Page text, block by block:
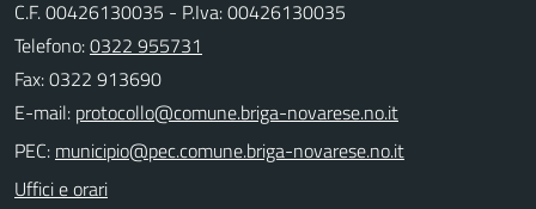
C.F. 00426130035 - P.Iva: 00426130035
Telefono:0322 955731
Fax: 0322 913690
E-mail:
PEC:
Uffici e orari